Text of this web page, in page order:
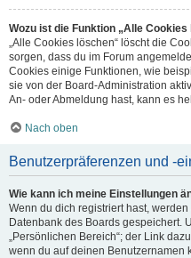
Wozu ist die Funktion „Alle Cookies
„Alle Cookies löschen“ löscht die
sorgen, dass du im Forum
Cookies einige Funktionen, wie
sie von der Board-Administration
An- oder Abmeldung hast, kann es
Nach oben
Benutzerpräferenzen und -
Wie kann ich meine Einstellungen
Wenn du dich registriert hast,
Datenbank des Boards gespeichert.
„Persönlichen Bereich“; der Link
wenn du auf deinen Benutzernamen